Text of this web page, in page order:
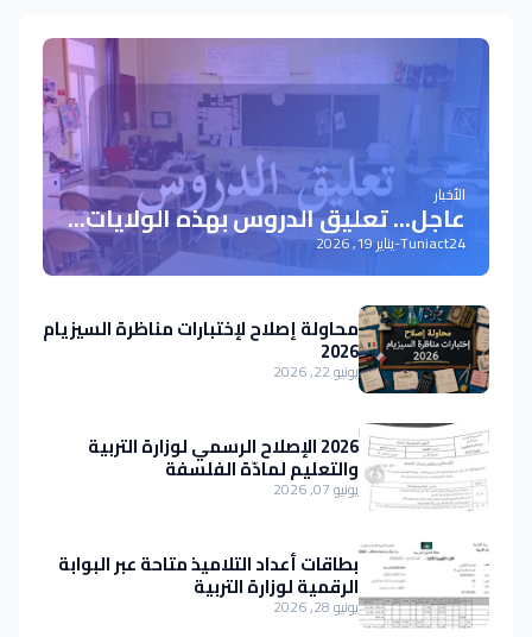
الأخبار
عاجل... تعليق الدروس بهذه الولايات...
Tuniact24
-يناير 19, 2026
محاولة إصلاح لإختبارات مناظرة السيزيام
2026
يونيو 22, 2026
2026 الإصلاح الرسمي لوزارة التربية
والتعليم لمادّة الفلسفة
يونيو 07, 2026
بطاقات أعداد التلاميذ متاحة عبر البوابة
الرقمية لوزارة التربية
يونيو 28, 2026